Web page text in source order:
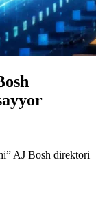
AJ Bosh direktori